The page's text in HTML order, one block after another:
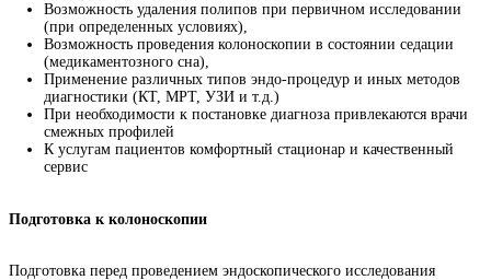
Возможность удаления полипов при первичном исследовании
(при определенных условиях),
Возможность проведения колоноскопии в состоянии седации
(медикаментозного сна),
Применение различных типов эндо-процедур и иных методов
диагностики (КТ, МРТ, УЗИ и т.д.)
При необходимости к постановке диагноза привлекаются врачи
смежных профилей
К услугам пациентов комфортный стационар и качественный
сервис
Подготовка к колоноскопии
Подготовка перед проведением эндоскопического исследования